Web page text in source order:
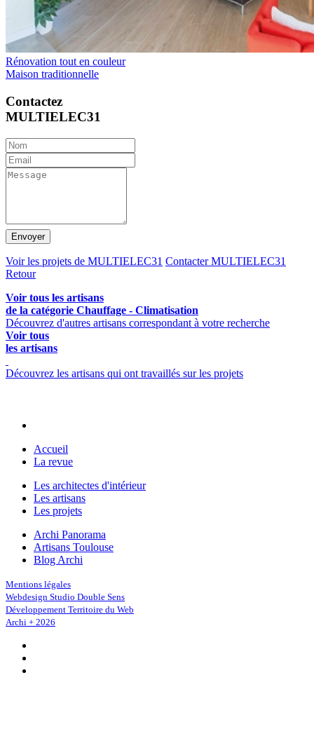
Rénovation tout en couleur
Maison traditionnelle
Contactez
MULTIELEC31
Envoyer
Voir les projets de MULTIELEC31 Contacter MULTIELEC31
Retour
Voir tous les artisans
de la catégorie Chauffage - Climatisation
Découvrez d'autres artisans correspondant à votre recherche
Voir tous
les artisans
Découvrez les artisans qui ont travaillés sur les projets
Accueil
La revue
Les architectes d'intérieur
Les artisans
Les projets
Archi Panorama
Artisans Toulouse
Blog Archi
Mentions légales
Webdesign Studio Double Sens
Développement Territoire du Web
Archi + 2026